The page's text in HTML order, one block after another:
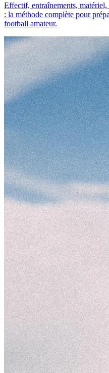
Effectif, entraînements,
: la méthode complète pour
football amateur.